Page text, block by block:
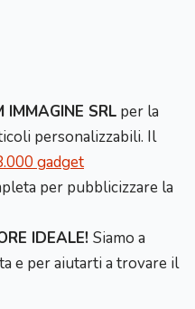
IMMAGINE SRL per la
personalizzabili. Il
gadget
per pubblicizzare la
IDEALE! Siamo a
e per aiutarti a trovare il